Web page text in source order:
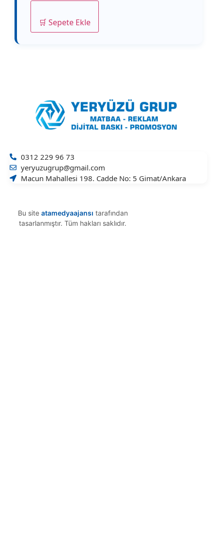
🛒 Sepete Ekle
0312 229 96 73
yeryuzugrup@gmail.com
Macun Mahallesi 198. Cadde No: 5 Gimat/Ankara
Bu site atamedyaajansı tarafından
tasarlanmıştır. Tüm hakları saklıdır.